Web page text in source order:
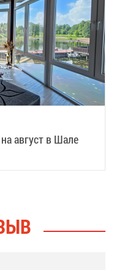
ав­густ в Ша­ле